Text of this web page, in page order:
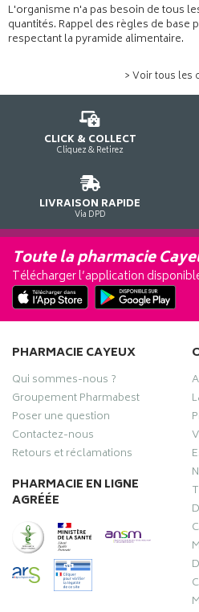
L'organisme n'a pas besoin de tous
quantités. Rappel des règles de base
respectant la pyramide alimentaire.
> Voir tous les
CLICK & COLLECT
Cliquez & Retirez
LIVRAISON RAPIDE
Via DPD
Toute la pharmacie
Télécharger l’application
PHARMACIE CAYEUX
Qui sommes-nous ?
Groupement Pharmabest
Poser une question
Contactez-nous
Retours et réclamations
PHARMACIE EN LIGNE
AGRÉÉE